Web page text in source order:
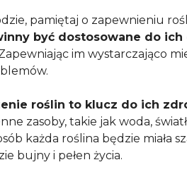
pamiętaj o zapewnieniu
być dostosowane do
im wystarczająco
roślin to klucz do ich
zasoby, takie jak woda,
każda roślina będzie miała
bujny i pełen życia.